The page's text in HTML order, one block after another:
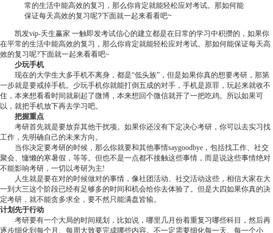
常的生活中能高效的复习，那么你肯定就能轻松应对考试。那如何能
保证每天高效的复习呢?下面就一起来看看吧~
凯发vip-天生赢家 一触即发考试信心的建立都是在日常的学习中积攒的，如果你
在平常的生活中能高效的复习，那么你肯定就能轻松应对考试。那如何能保证每天高
效的复习呢?下面就一起来看看吧~
少玩手机
现在的大学生大多手机不离身，都是“低头族”，但是如果你真的想要考研，那第
一步就是要戒掉手机。少玩手机你就能打倒五成的对手，手机是原罪，玩起来就收不
住，本来想看看时间就刷起了微博，本来想回个微信就开了一把吃鸡。所以如果可
以，就把手机放下再去学习吧。
把握重点
考研首先就是要放弃其他干扰项。如果你还没有下定决心考研，你可以去实习找
工作，先明确自己的未来方向。
当你决定要考研的时候，那么你就要和其他事情saygoodbye，包括找工作、社交
聚会、慵懒的寒暑假，等等。但也不是一点都不接触这些事情，而是说这些事情绝对
不能影响考研，一切以考研为主!
人生就是要在对的时候做对的事情，像社团活动、社交活动这些，相信大家在大
一到大三这个阶段已经有足够多的时间和机会给你去体验了。但是大四如果你真的决
定考研，就不能贪多求全，要不然只能满盘皆输。
计划先于行动
考研要有一个大局的时间规划，比如说，哪里几月份着重复习哪些科目，然后再
逐步细化到每个月、每周大致要完成哪些内容。不一定需要细化每一天、每一个小